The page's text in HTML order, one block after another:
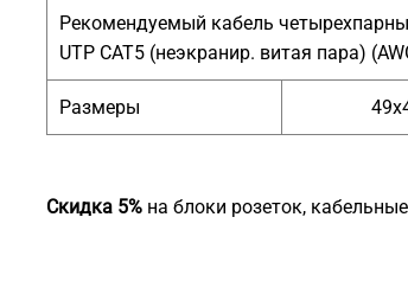
Рекомендуемый кабель
UTP CAT5 (неэкранир. витая пара)
Размеры
Скидка 5% на блоки розеток,